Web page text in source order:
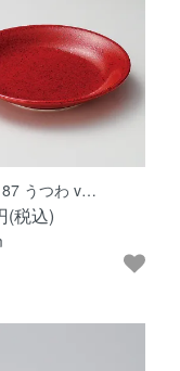
うつわ v…
(税込)